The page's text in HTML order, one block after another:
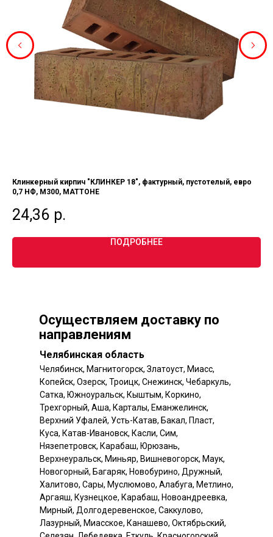
Клинкерный кирпич "КЛИНКЕР 18", фактурный, пустотелый, евро
0,7 НФ, М300, МАТТОНЕ
24,36 р.
ПОДРОБНЕЕ
Челябинская область
Осуществляем доставку по
направлениям
Челябинск, Магнитогорск, Златоуст, Миасс,
Копейск, Озерск, Троицк, Снежинск, Чебаркуль,
Сатка, Южноуральск, Кыштым, Коркино,
Трехгорный, Аша, Карталы, Еманжелинск,
Верхний Уфалей, Усть-Катав, Бакал, Пласт,
Куса, Катав-Ивановск, Касли, Сим,
Нязепетровск, Карабаш, Юрюзань,
Верхнеуральск, Миньяр, Вишневогорск, Маук,
Новогорный, Багаряк, Новобурино, Дружный,
Халитово, Сары, Муслюмово, Алабуга, Метлино,
Аргаяш, Кузнецкое, Карабаш, Новоандреевка,
Мирный, Долгодеревенское, Саккулово,
Лазурный, Миасское, Канашево, Октябрьский,